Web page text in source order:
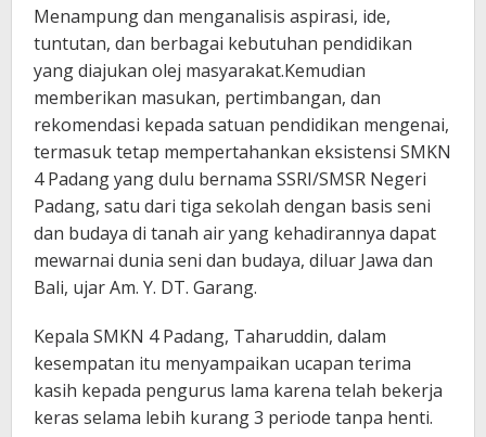
Menampung dan menganalisis aspirasi, ide,
tuntutan, dan berbagai kebutuhan pendidikan
yang diajukan olej masyarakat.Kemudian
memberikan masukan, pertimbangan, dan
rekomendasi kepada satuan pendidikan mengenai,
termasuk tetap mempertahankan eksistensi SMKN
4 Padang yang dulu bernama SSRI/SMSR Negeri
Padang, satu dari tiga sekolah dengan basis seni
dan budaya di tanah air yang kehadirannya dapat
mewarnai dunia seni dan budaya, diluar Jawa dan
Bali, ujar Am. Y. DT. Garang.
Kepala SMKN 4 Padang, Taharuddin, dalam
kesempatan itu menyampaikan ucapan terima
kasih kepada pengurus lama karena telah bekerja
keras selama lebih kurang 3 periode tanpa henti.